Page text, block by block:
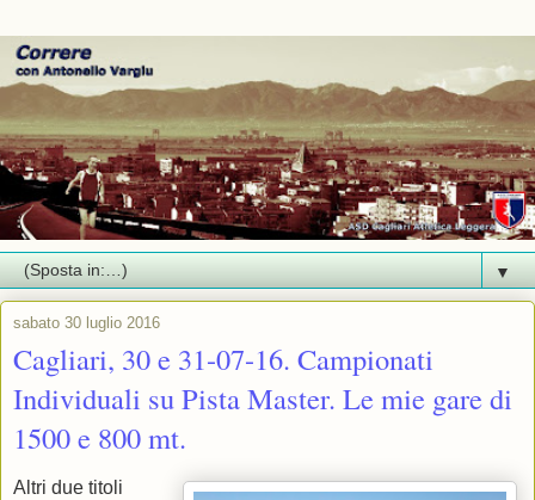
▼
sabato 30 luglio 2016
Cagliari, 30 e 31-07-16. Campionati
Individuali su Pista Master. Le mie gare di
1500 e 800 mt.
Altri due titoli